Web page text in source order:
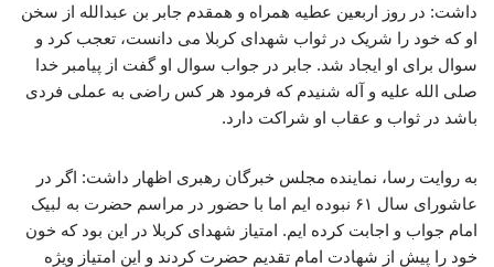
داشت: در روز اربعین عطیه همراه و همقدم جابر بن عبدالله از سخن
او که خود را شریک در ثواب شهدای کربلا می دانست، تعجب کرد و
سوال برای او ایجاد شد. جابر در جواب سوال او گفت از پیامبر خدا
صلی الله علیه و آله شنیدم که فرمود هر کس راضی به عملی فردی
باشد در ثواب و عقاب او شراکت دارد.
به روایت رسا، نماینده مجلس خبرگان رهبری اظهار داشت: اگر در
عاشورای سال ۶۱ نبوده ایم اما با حضور در مراسم حضرت به لبیک
امام جواب و اجابت کرده ایم. امتیاز شهدای کربلا در این بود که خون
خود را پیش از شهادت امام تقدیم حضرت کردند و این امتیاز ویژه